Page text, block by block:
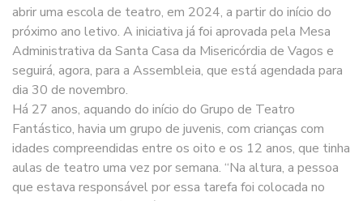
abrir uma escola de teatro, em 2024, a partir do início do
próximo ano letivo. A iniciativa já foi aprovada pela Mesa
Administrativa da Santa Casa da Misericórdia de Vagos e
seguirá, agora, para a Assembleia, que está agendada para
dia 30 de novembro.
Há 27 anos, aquando do início do Grupo de Teatro
Fantástico, havia um grupo de juvenis, com crianças com
idades compreendidas entre os oito e os 12 anos, que tinha
aulas de teatro uma vez por semana. “Na altura, a pessoa
que estava responsável por essa tarefa foi colocada no